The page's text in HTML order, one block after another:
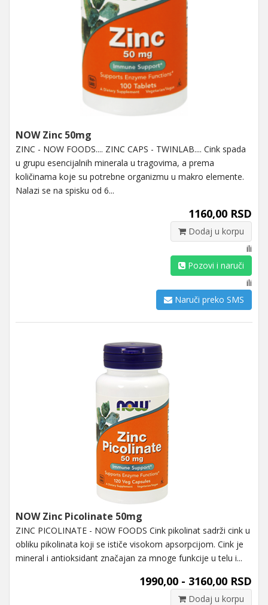
NOW Zinc 50mg
ZINC - NOW FOODS.... ZINC CAPS - TWINLAB.... Cink spada
u grupu esencijalnih minerala u tragovima, a prema
količinama koje su potrebne organizmu u makro elemente.
Nalazi se na spisku od 6...
1160,00 RSD
Dodaj u korpu
ili
Pozovi i naruči
ili
Naruči preko SMS
NOW Zinc Picolinate 50mg
ZINC PICOLINATE - NOW FOODS Cink pikolinat sadrži cink u
obliku pikolinata koji se ističe visokom apsorpcijom. Cink je
mineral i antioksidant značajan za mnoge funkcije u telu i...
1990,00 - 3160,00 RSD
Dodaj u korpu